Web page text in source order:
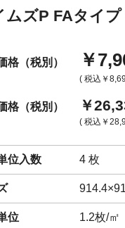
ムズP FAタイプ
格（税別） ￥
( 税込 ￥
格（税別） ￥
( 税込 ￥
位入数 4 枚
位 1.2枚/㎡